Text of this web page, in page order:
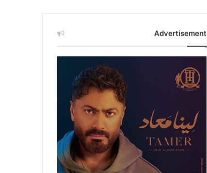
Advertisement